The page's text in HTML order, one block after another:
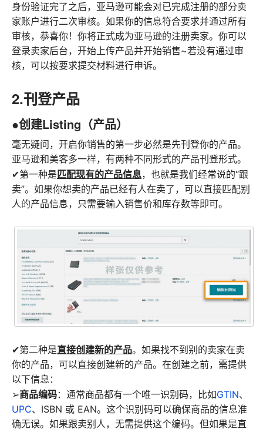
身份验证完了之后，亚马逊可能会对已完成注册的部分卖
家账户进行二次审核。如果你的信息符合要求并通过所有
审核，恭喜你！你将正式成为亚马逊的注册卖家。你可以
登录卖家后台，开始上传产品并开始销售~若没有通过审
核，可以按要求提交材料进行申诉。
2.刊登产品
●创建Listing（产品）
毫无疑问，开启你销售的第一步必然是先刊登你的产品。
亚马逊和美客多一样，有两种不同形式的产品刊登形式。
✔第一种是匹配现有的产品信息，也就是我们经常说的“跟
卖”。如果你想卖的产品已经有人在卖了，可以直接匹配别
人的产品信息，只需要输入销售价和库存数等即可。
✔第二种是直接创建新的产品。如果找不到别的卖家在卖
你的产品，可以直接创建新的产品。在创建之前，需提供
以下信息：
➢商品编码：通常商品都有一个唯一识别码，比如GTIN、
UPC、ISBN 或 EAN。这个识别码可以确保商品的信息准
确无误。如果跟卖别人，无需提供这个编码。但如果是直